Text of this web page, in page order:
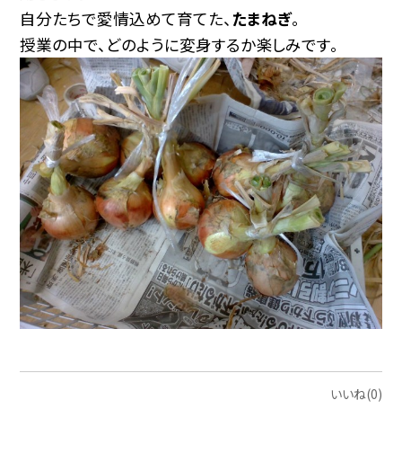
自分たちで愛情込めて育てた、 たまねぎ。
授業の中で、どのように変身するか楽しみです。
いいね(0)